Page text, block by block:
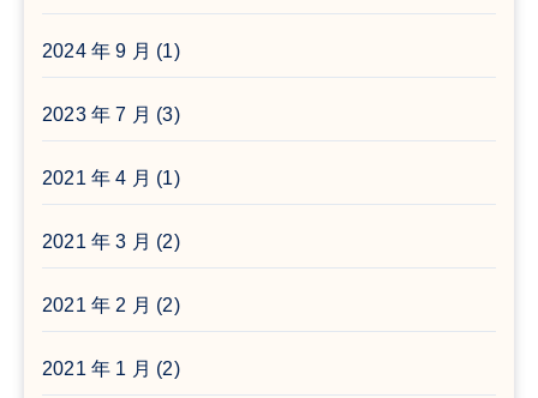
2024 年 9 月 (1)
2023 年 7 月 (3)
2021 年 4 月 (1)
2021 年 3 月 (2)
2021 年 2 月 (2)
2021 年 1 月 (2)